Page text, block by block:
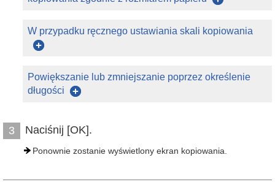
W przypadku ręcznego ustawiania skali kopiowania
Powiększanie lub zmniejszanie poprzez określenie
długości
3 Naciśnij [OK].
Ponownie zostanie wyświetlony ekran kopiowania.